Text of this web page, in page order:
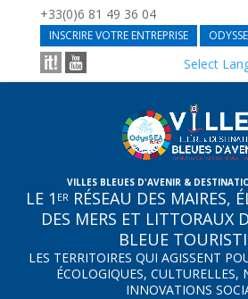
+33(0)6 81 49 36 04
INSCRIRE VOTRE ENTREPRISE
Select
VILLES BLEUES D'AVENIR &
LE 1 ER RÉSEAU DES MAIRES,
DES MERS ET LITTORAUX
BLEUE
LES TERRITOIRES QUI AGISSENT
ÉCOLOGIQUES, CULTURELLES,
INNOVATIONS